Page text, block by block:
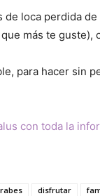
de loca perdida
más te guste),
para hacer sin
con toda la
disfrutar